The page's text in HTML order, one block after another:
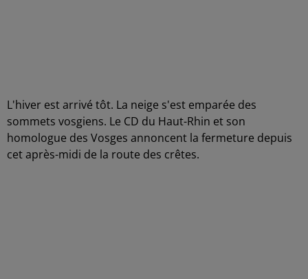
L'hiver est arrivé tôt. La neige s'est emparée des
sommets vosgiens. Le CD du Haut-Rhin et son
homologue des Vosges annoncent la fermeture depuis
cet après-midi de la route des crêtes.